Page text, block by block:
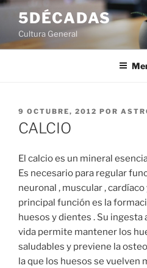
Saltar
contenido
5DÉCADAS
Cultura General
PUBLICADO
EL
9 OCTUBRE, 2012 POR
CALCIO
El calcio es un mineral
Es necesario para regular
neuronal , muscular ,
principal función es la
huesos y dientes . Su ingesta
vida permite mantener los
saludables y previene la
la que los huesos se vuelven